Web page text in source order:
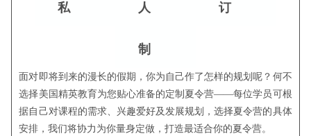
私 人 订
制
面对即将到来的漫长的假期，你为自己作了怎样的规划呢？何不
选择美国精英教育为您贴心准备的定制夏令营——每位学员可根
据自己对课程的需求、兴趣爱好及发展规划，选择夏令营的具体
安排，我们将协力为你量身定做，打造最适合你的夏令营。